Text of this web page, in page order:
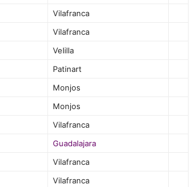
Vilafranca
Vilafranca
Velilla
Patinart
Monjos
Monjos
Vilafranca
Guadalajara
Vilafranca
Vilafranca